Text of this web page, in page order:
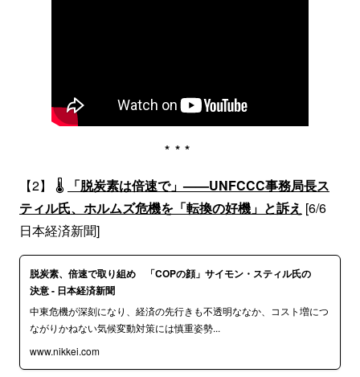
***
【2】 🌡
「脱炭素は倍速で」——UNFCCC事務局長ス
ティル氏、ホルムズ危機を「転換の好機」と訴え [6/6
日本経済新聞]
脱炭素、倍速で取り組め 「COPの顔」サイモン・スティル氏の
決意 - 日本経済新聞
中東危機が深刻になり、経済の先行きも不透明ななか、コスト増につ
ながりかねない気候変動対策には慎重姿勢...
www.nikkei.com